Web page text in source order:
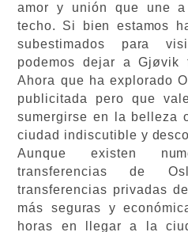
amor y unión que une
techo. Si bien estamos
subestimados para
podemos dejar a Gjøvik
Ahora que ha explorado
publicitada pero que
sumergirse en la belleza
ciudad indiscutible y
Aunque existen
transferencias de
transferencias privadas
más seguras y
horas en llegar a la